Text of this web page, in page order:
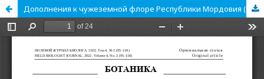
Дополнения к чужеземной флоре Республики Мордовия (Европейская Россия)